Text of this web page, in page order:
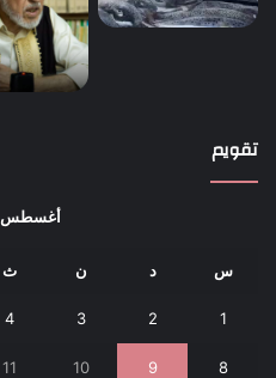
تقويم
أغسطس 2026
س د ن ث
1
2
3
4
8
9
10
11